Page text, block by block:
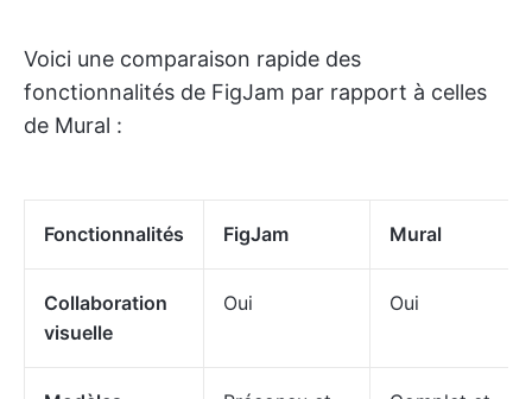
Voici une comparaison rapide des
fonctionnalités de FigJam par rapport à celles
de Mural :
Fonctionnalités FigJam Mural
Collaboration
visuelle
Oui Oui